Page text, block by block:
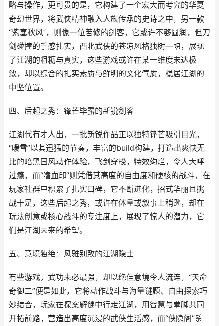
略与操作，更可贵的是，它构建了一个宏大而考究的华夏
奇幻世界，将武侠精神融入人族传承的史诗之中，另一款
“紫塞秋风”，则像一位苦修的剑客，它或许不够圆润，但刀
剑碰撞的手感扎实，西北武侠的苍凉风格独树一帜，展现
了江湖的粗粝与真实，这些游戏或许在某一维度未达极
致，却以综合的扎实素质与鲜明的文化气质，稳居江湖的
中坚位置。
四、后起之秀：锋芒毕露的新锐剑客
江湖代有才人出，一批新锐作品正以独特锋芒吸引目光，
“暖雪”以其迅猛的节奏，丰富的build构建，打造出爽快无
比的暗黑国风动作体验，飞剑穿梭，特效绚烂，令人大呼
过瘾，而“嗜血印”则凭借其高度的自由度和硬核的战斗，在
玩家社群中积累了扎实口碑，它不断进化，招式华丽且挑
战十足，这些后起之秀，或许在体量或叙事上稍逊，却在
玩法创意或核心战斗的专注度上，展现了惊人的潜力，它
们是江湖未来的希望。
五、意境独绝：风雅别致的江湖隐士
有些游戏，武功未必最强，却以绝佳意境令人流连，“天命
奇御二”便是如此，它将动作战斗与海量谜题、自由探索巧
妙结合，玩家在探案解谜中行走江湖，用智慧与拳脚共同
开拓前路，营造出高度沉浸的武侠生活感，而“侠隐阁”系